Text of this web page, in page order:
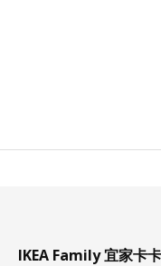
IKEA Family 宜家卡